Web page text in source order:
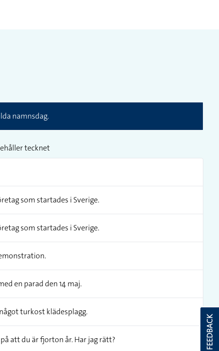
namnsdag.
tecknet
som startades i Sverige.
som startades i Sverige.
en parad den 14 maj.
turkost klädesplagg.
att du är fjorton år. Har jag rätt? FEEDBACK